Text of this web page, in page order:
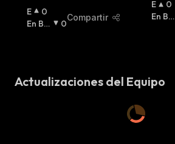
E
N
:
0
En Baj
0
Compartir
E
N
0
En Baj
Actualizaciones del Equipo